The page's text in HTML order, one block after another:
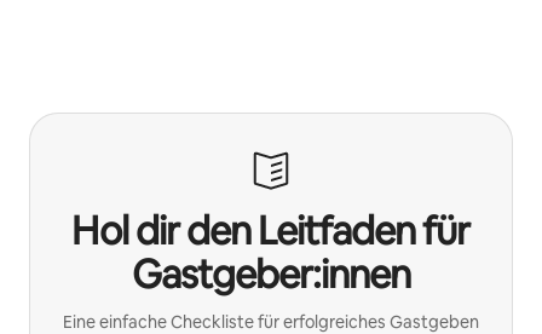
Hol dir den Leitfaden für
Gastgeber:innen
Eine einfache Checkliste für erfolgreiches Gastgeben